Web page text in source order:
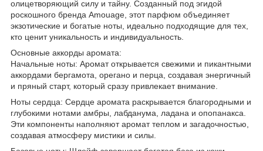
олицетворяющий силу и тайну. Созданный под эгидой
роскошного бренда Amouage, этот парфюм объединяет
экзотические и богатые ноты, идеально подходящие для тех,
кто ценит уникальность и индивидуальность.
Основные аккорды аромата:
Начальные ноты: Аромат открывается свежими и пикантными
аккордами бергамота, орегано и перца, создавая энергичный
и пряный старт, который сразу привлекает внимание.
Ноты сердца: Сердце аромата раскрывается благородными и
глубокими нотами амбры, лабданума, ладана и опопанакса.
Эти компоненты наполняют аромат теплом и загадочностью,
создавая атмосферу мистики и силы.